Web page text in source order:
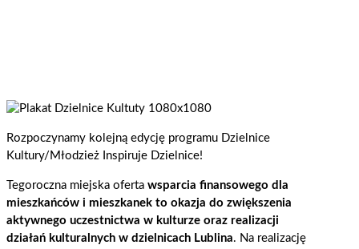
Rozpoczynamy kolejną edycję programu Dzielnice
Kultury/Młodzież Inspiruje Dzielnice!
Tegoroczna miejska oferta wsparcia finansowego dla
mieszkańców i mieszkanek to okazja do zwiększenia
aktywnego uczestnictwa w kulturze oraz realizacji
działań kulturalnych w dzielnicach Lublina. Na realizację